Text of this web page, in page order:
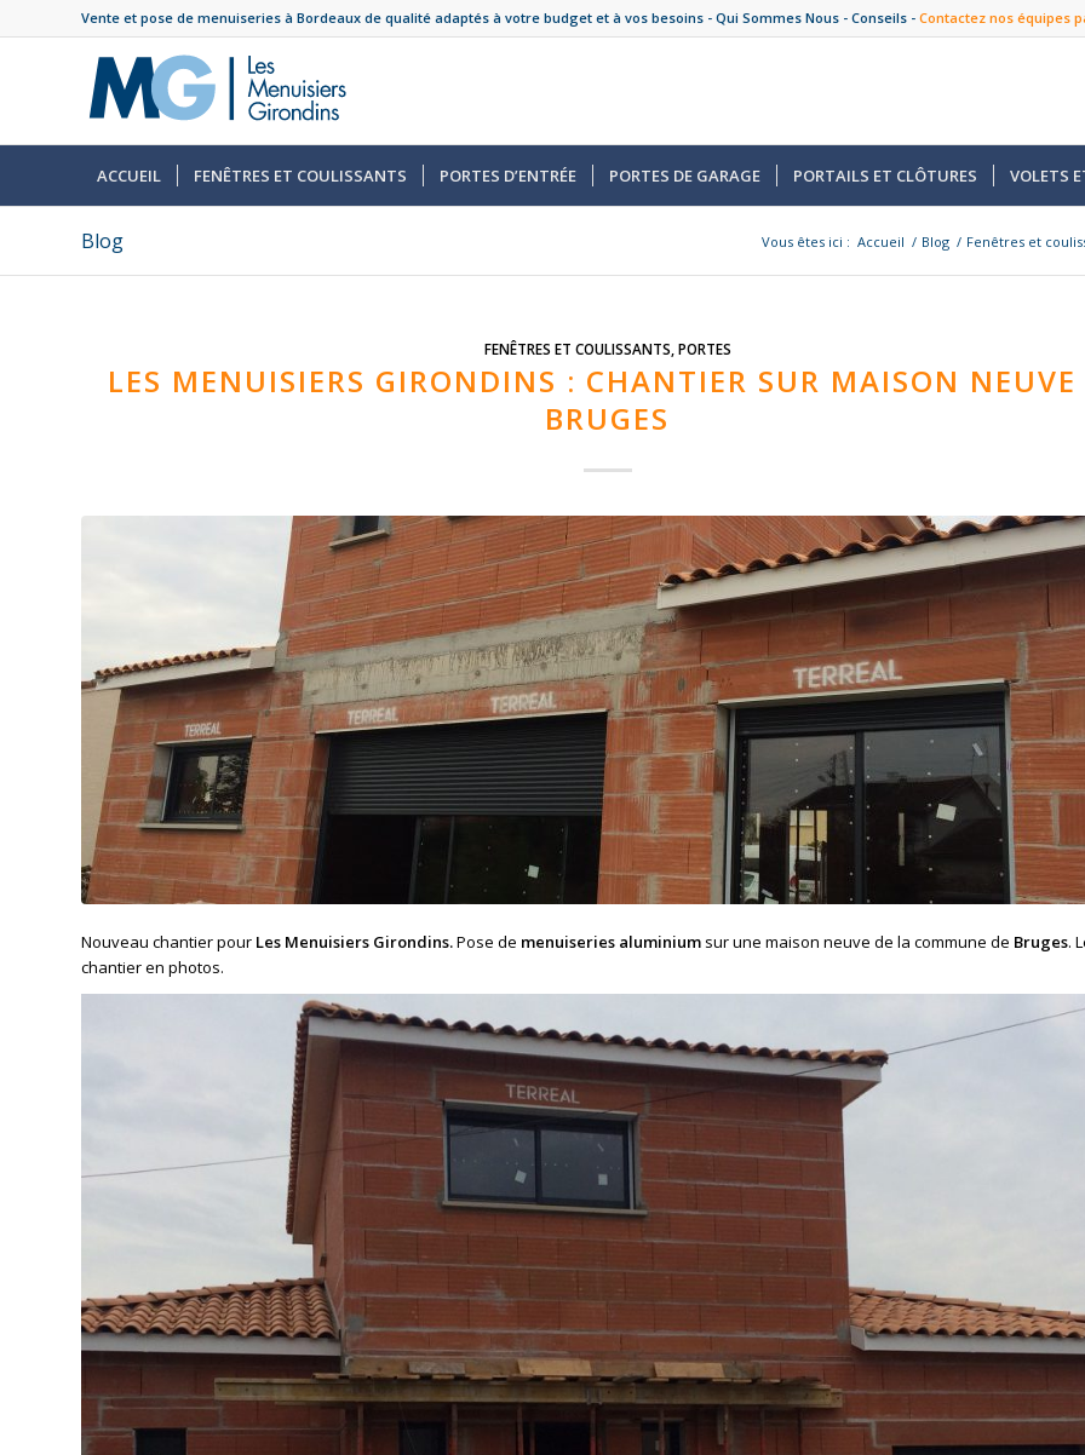
Vente et pose de menuiseries à Bordeaux de qualité adaptés à votre budget et à vos besoins - Qui Sommes Nous - Conseils - Contactez nos équipes
ACCUEIL FENÊTRES ET COULISSANTS PORTES D’ENTRÉE PORTES DE GARAGE PORTAILS ET CLÔTURES VOLETS
Blog Vous êtes ici : Accueil / Blog / Fenêtres et
FENÊTRES ET COULISSANTS PORTES
LES MENUISIERS GIRONDINS : CHANTIER SUR MAISON
BRUGES
Nouveau chantier pour Les Menuisiers Girondins.Pose de menuiseries aluminium sur une maison neuve de la commune de Bruges.
chantier en photos.